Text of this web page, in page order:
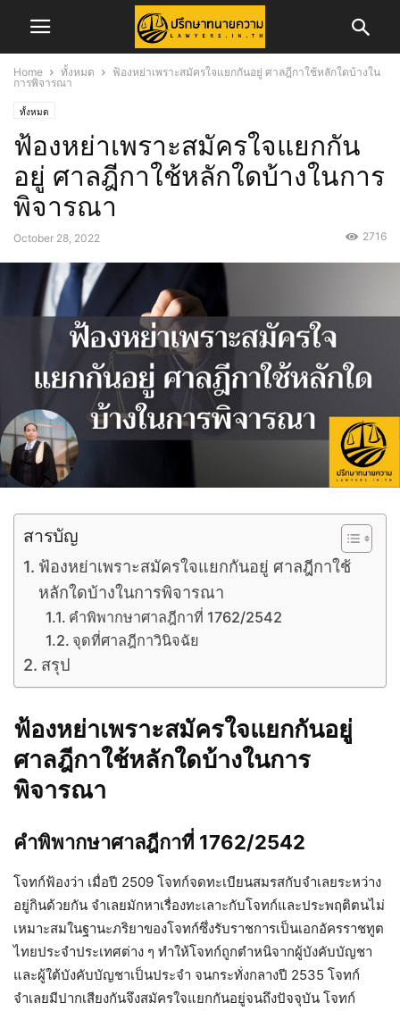
Home ทั้งหมด
ฟ้องหย่าเพราะสมัครใจแยกกันอยู่ ศาลฎีกาใช้หลักใดบ้างใน
การพิจารณา
ทั้งหมด
ฟ้องหย่าเพราะสมัครใจแยกกัน
อยู่ ศาลฎีกาใช้หลักใดบ้างในการ
พิจารณา
October 28, 2022 2716
สารบัญ
ฟ้องหย่าเพราะสมัครใจแยกกันอยู่ ศาลฎีกาใช้
หลักใดบ้างในการพิจารณา
คำพิพากษาศาลฎีกาที่ 1762/2542
จุดที่ศาลฎีกาวินิจฉัย
สรุป
ฟ้องหย่าเพราะสมัครใจแยกกันอยู่
ศาลฎีกาใช้หลักใดบ้างในการ
พิจารณา
คำพิพากษาศาลฎีกาที่ 1762/2542
โจทก์ฟ้องว่า เมื่อปี 2509 โจทก์จดทะเบียนสมรสกับจำเลยระหว่าง
อยู่กินด้วยกัน จำเลยมักหาเรื่องทะเลาะกับโจทก์และประพฤติตนไม่
เหมาะสมในฐานะภริยาของโจทก์ซึ่งรับราชการเป็นเอกอัครราชทูต
ไทยประจำประเทศต่าง ๆ ทำให้โจทก์ถูกตำหนิจากผู้บังคับบัญชา
และผู้ใต้บังคับบัญชาเป็นประจำ จนกระทั่งกลางปี 2535 โจทก์
จำเลยมีปากเสียงกันจึงสมัครใจแยกกันอยู่จนถึงปัจจุบัน โจทก์